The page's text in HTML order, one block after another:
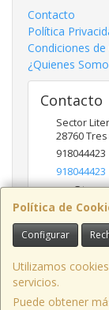
Política de
Configurar
Utilizamos
servicios.
Puede obtener
Contacto
Política
Condiciones
¿Quienes
Contacto
Sector
28760
918044423
918044423
Horario
Lunes a